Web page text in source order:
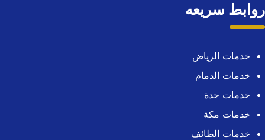
روابط سريعه
خدمات الرياض
خدمات الدمام
خدمات جدة
خدمات مكة
خدمات الطائف